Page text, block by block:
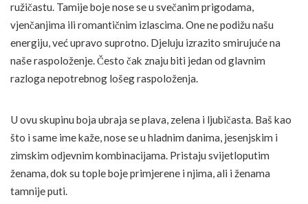
ružičastu. Tamije boje nose se u svečanim prigodama,
vjenčanjima ili romantičnim izlascima. One ne podižu našu
energiju, već upravo suprotno. Djeluju izrazito smirujuće na
naše raspoloženje. Često čak znaju biti jedan od glavnim
razloga nepotrebnog lošeg raspoloženja.
U ovu skupinu boja ubraja se plava, zelena i ljubičasta. Baš kao
što i same ime kaže, nose se u hladnim danima, jesenjskim i
zimskim odjevnim kombinacijama. Pristaju svijetloputim
ženama, dok su tople boje primjerene i njima, ali i ženama
tamnije puti.